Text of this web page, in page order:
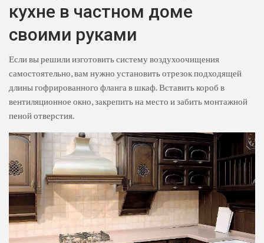
кухне в частном доме
своими руками
Если вы решили изготовить систему воздухоочищения
самостоятельно, вам нужно установить отрезок подходящей
длины гофрированного фланга в шкаф. Вставить короб в
вентиляционное окно, закрепить на место и забить монтажной
пеной отверстия.